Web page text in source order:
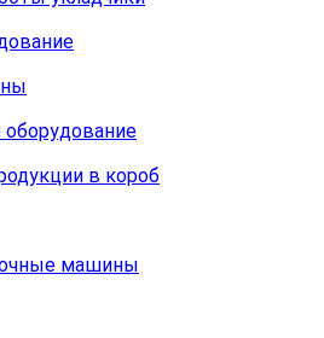
в короб
машины